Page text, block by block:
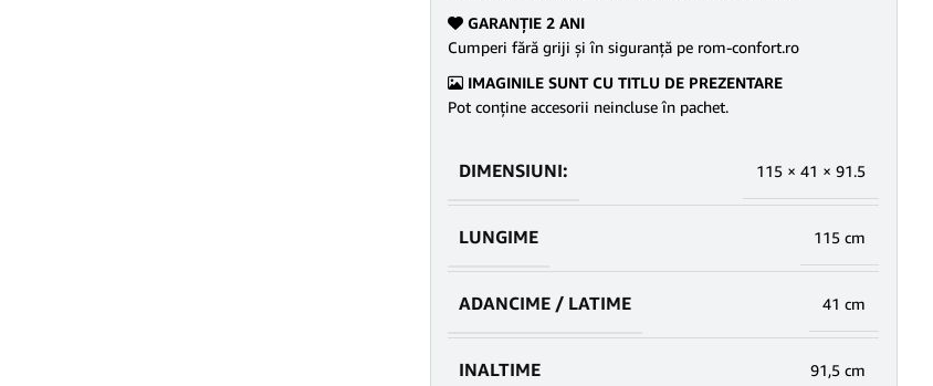
GARANŢIE 2 ANI
Cumperi fără griji şi în siguranţă pe rom-confort.ro
IMAGINILE SUNT CU TITLU DE PREZENTARE
Pot conține accesorii neincluse în pachet.
DIMENSIUNI: 115 × 41 × 91.5
LUNGIME 115 cm
ADANCIME / LATIME 41 cm
INALTIME 91,5 cm